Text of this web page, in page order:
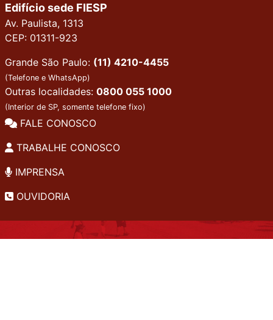
Edifício sede FIESP
Av. Paulista, 1313
CEP: 01311-923
Grande São Paulo: (11) 4210-4455
(Telefone e WhatsApp)
Outras localidades: 0800 055 1000
(Interior de SP, somente telefone fixo)
FALE CONOSCO
TRABALHE CONOSCO
IMPRENSA
OUVIDORIA